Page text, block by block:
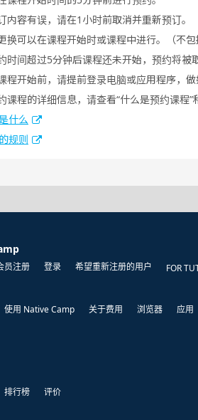
内容有误，请在1小时前取消并重新预订。
换可以在课程开始时或课程中进行。（不包
时间超过5分钟后课程还未开始，预约将被
程开始前，请提前登录电脑或应用程序，做
课程的详细信息，请查看“什么是预约课程”
什么
规则
员注册 登录 希望重新注册的用户 FOR
使用 Native Camp 关于费用 浏览器 应用
排行榜 评价